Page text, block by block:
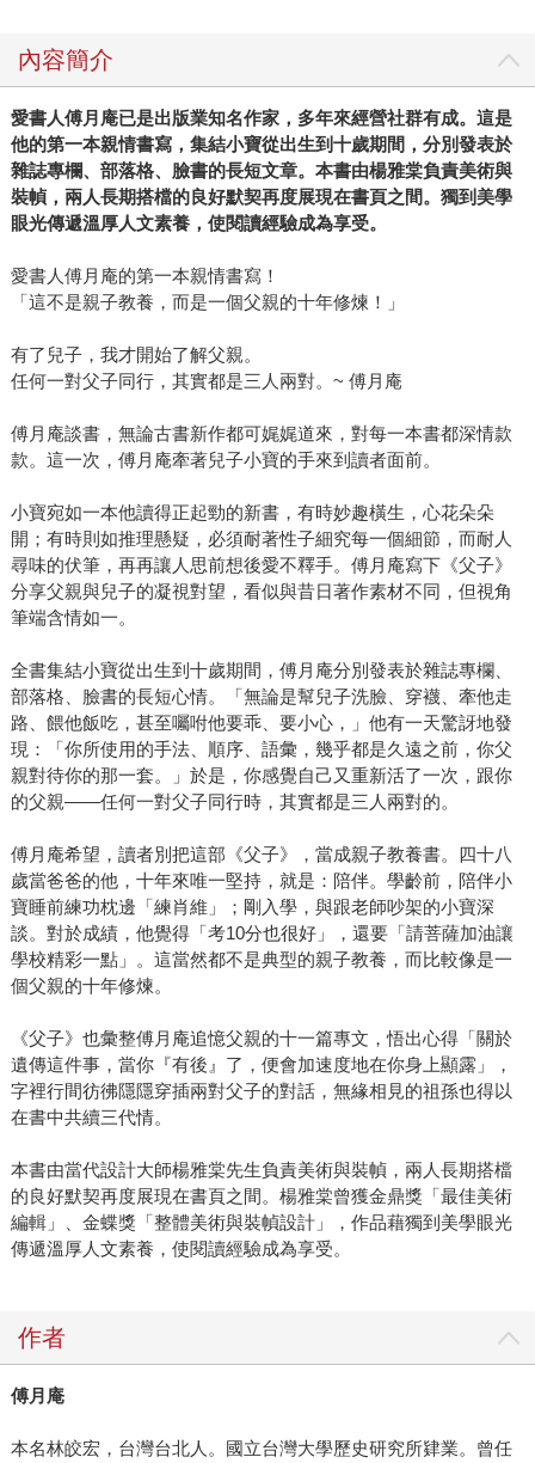
內容簡介
愛書人傅月庵已是出版業知名作家，多年來經營社群有成。這是
他的第一本親情書寫，集結小寶從出生到十歲期間，分別發表於
雜誌專欄、部落格、臉書的長短文章。本書由楊雅棠負責美術與
裝幀，兩人長期搭檔的良好默契再度展現在書頁之間。獨到美學
眼光傳遞溫厚人文素養，使閱讀經驗成為享受。
愛書人傅月庵的第一本親情書寫！
「這不是親子教養，而是一個父親的十年修煉！」
有了兒子，我才開始了解父親。
任何一對父子同行，其實都是三人兩對。~ 傅月庵
傅月庵談書，無論古書新作都可娓娓道來，對每一本書都深情款
款。這一次，傅月庵牽著兒子小寶的手來到讀者面前。
小寶宛如一本他讀得正起勁的新書，有時妙趣橫生，心花朵朵
開；有時則如推理懸疑，必須耐著性子細究每一個細節，而耐人
尋味的伏筆，再再讓人思前想後愛不釋手。傅月庵寫下《父子》
分享父親與兒子的凝視對望，看似與昔日著作素材不同，但視角
筆端含情如一。
全書集結小寶從出生到十歲期間，傅月庵分別發表於雜誌專欄、
部落格、臉書的長短心情。「無論是幫兒子洗臉、穿襪、牽他走
路、餵他飯吃，甚至囑咐他要乖、要小心，」他有一天驚訝地發
現：「你所使用的手法、順序、語彙，幾乎都是久遠之前，你父
親對待你的那一套。」於是，你感覺自己又重新活了一次，跟你
的父親——任何一對父子同行時，其實都是三人兩對的。
傅月庵希望，讀者別把這部《父子》，當成親子教養書。四十八
歲當爸爸的他，十年來唯一堅持，就是：陪伴。學齡前，陪伴小
寶睡前練功枕邊「練肖維」；剛入學，與跟老師吵架的小寶深
談。對於成績，他覺得「考10分也很好」，還要「請菩薩加油讓
學校精彩一點」。這當然都不是典型的親子教養，而比較像是一
個父親的十年修煉。
《父子》也彙整傅月庵追憶父親的十一篇專文，悟出心得「關於
遺傳這件事，當你『有後』了，便會加速度地在你身上顯露」，
字裡行間彷彿隱隱穿插兩對父子的對話，無緣相見的祖孫也得以
在書中共續三代情。
本書由當代設計大師楊雅棠先生負責美術與裝幀，兩人長期搭檔
的良好默契再度展現在書頁之間。楊雅棠曾獲金鼎獎「最佳美術
編輯」、金蝶獎「整體美術與裝幀設計」，作品藉獨到美學眼光
傳遞溫厚人文素養，使閱讀經驗成為享受。
作者
傅月庵
本名林皎宏，台灣台北人。國立台灣大學歷史研究所肄業。曾任